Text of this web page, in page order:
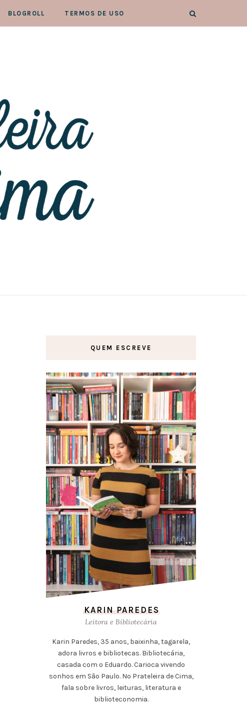
BLOGROLL TERMOS DE USO
QUEM ESCREVE
KARIN PAREDES
Leitora e Bibliotecária
Karin Paredes, 35 anos, baixinha, tagarela,
adora livros e bibliotecas. Bibliotecária,
casada com o Eduardo. Carioca vivendo
sonhos em São Paulo. No Prateleira de Cima,
fala sobre livros, leituras, literatura e
biblioteconomia.